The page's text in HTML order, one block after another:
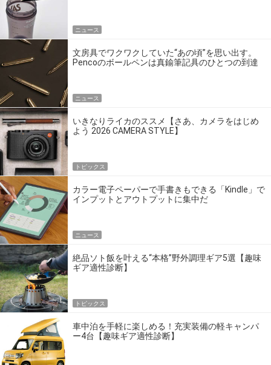
ニュース
文房具でワクワクしていた“あの頃”を思い出す。
Pencoのボールペンは真鍮筆記具のひとつの到達
ニュース
いきなりライカのススメ【さあ、カメラをはじめ
よう 2026 CAMERA STYLE】
トピックス
カラー電子ペーパーで手書きもできる「Kindle」で
インプットとアウトプットに集中だ
ニュース
絶品ソト飯を叶える“本格”野外調理ギア5選【趣味
ギア適性診断】
トピックス
車中泊を手軽に楽しめる！充実装備の軽キャンパ
ー4台【趣味ギア適性診断】